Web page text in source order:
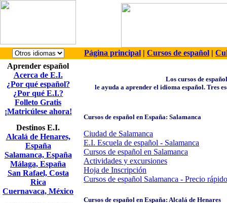
Página principal | Cursos de español |
Aprender español
Acerca de E.I.
¿Por qué español?
¿Por qué E.I.?
Folleto Gratis
¡Matricúlese ahora!
Destinos E.I.
Alcalá de Henares,
España
Salamanca, España
Málaga, España
San Rafael, Costa
Rica
Cuernavaca, México
Los cursos de
le ayuda a aprender el idioma español. Tres
Cursos de español en España: Salamanca
Ciudad de Salamanca
E.I. Escuela de español - Salamanca
Cursos de español en Salamanca
Actividades y excursiones
Hoja de Inscripción
Cursos de español Salamanca - Precio rápido
Cursos de español en España: Alcalá de Henares